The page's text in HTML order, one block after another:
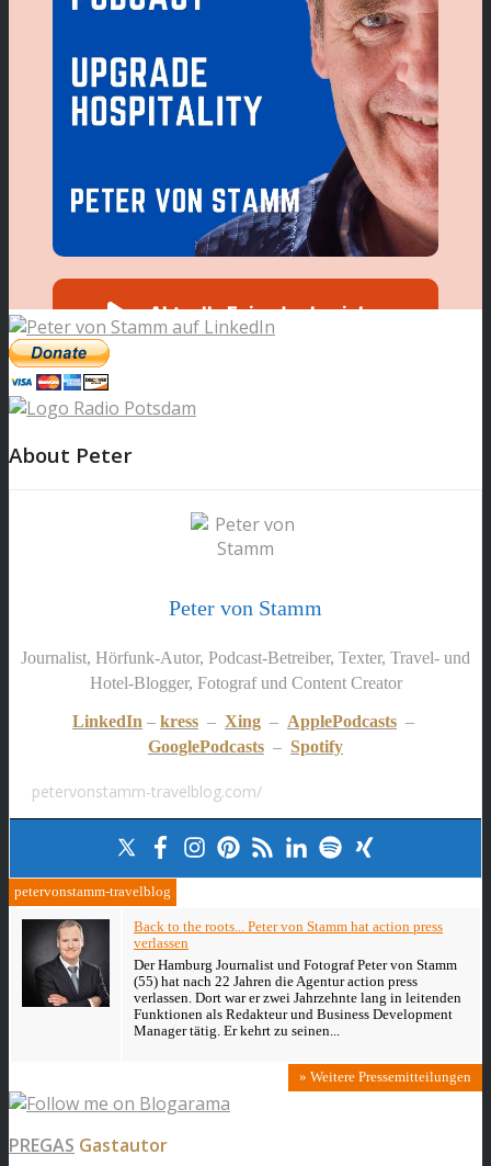
About Peter
Peter von Stamm
Journalist, Hörfunk-Autor, Podcast-Betreiber, Texter, Travel- und
Hotel-Blogger, Fotograf und Content Creator
LinkedIn – kress – Xing – ApplePodcasts –
GooglePodcasts – Spotify
petervonstamm-travelblog.com/
petervonstamm-travelblog
Back to the roots... Peter von Stamm hat action press
verlassen
Der Hamburg Journalist und Fotograf Peter von Stamm
(55) hat nach 22 Jahren die Agentur action press
verlassen. Dort war er zwei Jahrzehnte lang in leitenden
Funktionen als Redakteur und Business Development
Manager tätig. Er kehrt zu seinen...
» Weitere Pressemitteilungen
PREGAS Gastautor